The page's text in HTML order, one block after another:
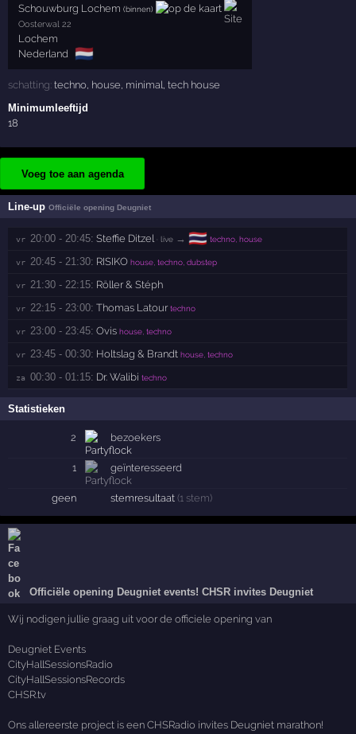
Schouwburg Lochem (binnen)
Oosterwal 22
Lochem
Nederland
🇳🇱
schatting:techno, house, minimal,tech house
Minimumleeftijd
18
Voeg toe aan agenda
Line-upOfficiële opening Deugniet
vr 20:00 - 20:45: Steffie Ditzel · live → 🇹🇭 techno, house
vr 20:45 - 21:30: RISIKO house, techno, dubstep
vr 21:30 - 22:15: Röller & Stéph
vr 22:15 - 23:00: Thomas Latour techno
vr 23:00 - 23:45: Ovis house, techno
vr 23:45 - 00:30: Holtslag & Brandt house, techno
za 00:30 - 01:15: Dr. Walibi techno
Statistieken
2 bezoekers
1 geïnteresseerd
geen stemresultaat(1 stem)
Officiële opening Deugniet events! CHSR invites Deugniet
Wij nodigen jullie graag uit voor de officiele opening van
Deugniet Events
CityHallSessionsRadio
CityHallSessionsRecords
CHSR.tv
Ons allereerste project is een CHSRadio invites Deugniet marathon!